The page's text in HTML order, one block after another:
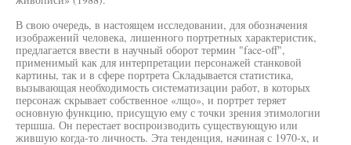
В свою очередь, в настоящем исследовании, для обозначения
изображений человека, лишенного портретных характеристик,
предлагается ввести в научный оборот термин "face-off",
применимый как для интерпретации персонажей станковой
картины, так и в сфере портрета Складывается статистика,
вызывающая необходимость систематизации работ, в которых
персонаж скрывает собственное «лщо», и портрет теряет
основную функцию, присущую ему с точки зрения этимологии
тершша. Он перестает воспроизводить существующую или
жившую когда-то личность. Эта тенденция, начиная с 1970-х, и